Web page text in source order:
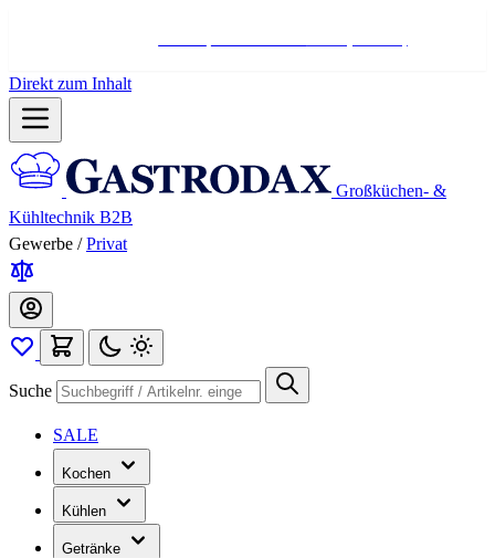
Direkt zum Inhalt
Großküchen- &
Kühltechnik B2B
Gewerbe / Privat
Suche
SALE
Kochen
Kühlen
Getränke